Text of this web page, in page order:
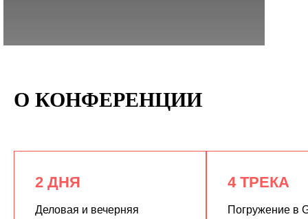
О КОНФЕРЕНЦИИ
2 ДНЯ
Деловая и вечерняя
4 ТРЕКА
Погружение в